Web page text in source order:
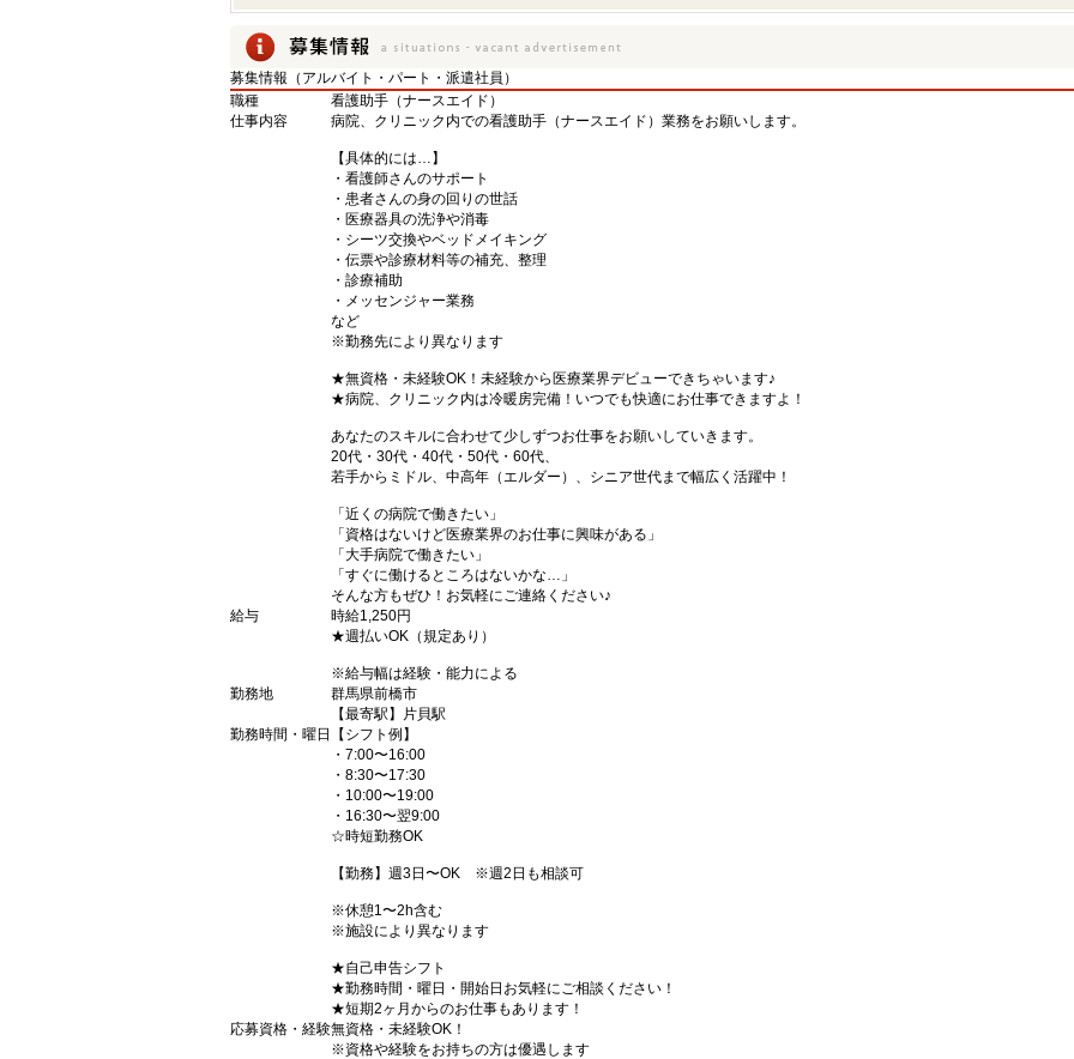
募集情報（アルバイト・パート・派遣社員）
職種
看護助手（ナースエイド）
仕事内容
病院、クリニック内での看護助手（ナースエイド）業務をお願いします。
【具体的には…】
・看護師さんのサポート
・患者さんの身の回りの世話
・医療器具の洗浄や消毒
・シーツ交換やベッドメイキング
・伝票や診療材料等の補充、整理
・診療補助
・メッセンジャー業務
など
※勤務先により異なります
★無資格・未経験OK！未経験から医療業界デビューできちゃいます♪
★病院、クリニック内は冷暖房完備！いつでも快適にお仕事できますよ！
あなたのスキルに合わせて少しずつお仕事をお願いしていきます。
20代・30代・40代・50代・60代、
若手からミドル、中高年（エルダー）、シニア世代まで幅広く活躍中！
「近くの病院で働きたい」
「資格はないけど医療業界のお仕事に興味がある」
「大手病院で働きたい」
「すぐに働けるところはないかな…」
そんな方もぜひ！お気軽にご連絡ください♪
給与
時給1,250円
★週払いOK（規定あり）
※給与幅は経験・能力による
勤務地
群馬県前橋市
【最寄駅】片貝駅
勤務時間・曜日
【シフト例】
・7:00〜16:00
・8:30〜17:30
・10:00〜19:00
・16:30〜翌9:00
☆時短勤務OK
【勤務】週3日〜OK ※週2日も相談可
※休憩1〜2h含む
※施設により異なります
★自己申告シフト
★勤務時間・曜日・開始日お気軽にご相談ください！
★短期2ヶ月からのお仕事もあります！
応募資格・経験無資格・未経験OK！
※資格や経験をお持ちの方は優遇します